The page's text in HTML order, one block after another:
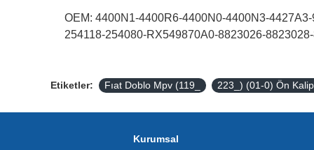
OEM: 4400N1-4400R6-4400N0-4400N3-
254118-254080-RX549870A0-8823026-
Etiketler: Fıat Doblo Mpv (119_ 223_) (01-0) Ön
Kurumsal